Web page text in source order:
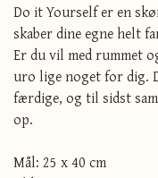
Do it Yourself er en
skaber dine egne helt
Er du vil med rummet
uro lige noget for dig.
færdige, og til sidst
op.
Mål: 25 x 40 cm